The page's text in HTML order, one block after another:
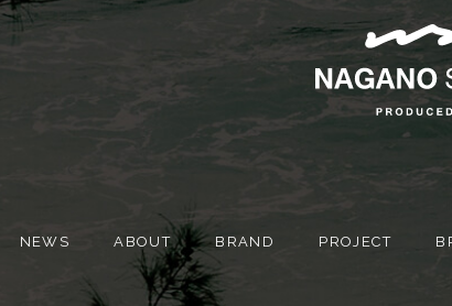
NEWS ABOUT BRAND PROJECT